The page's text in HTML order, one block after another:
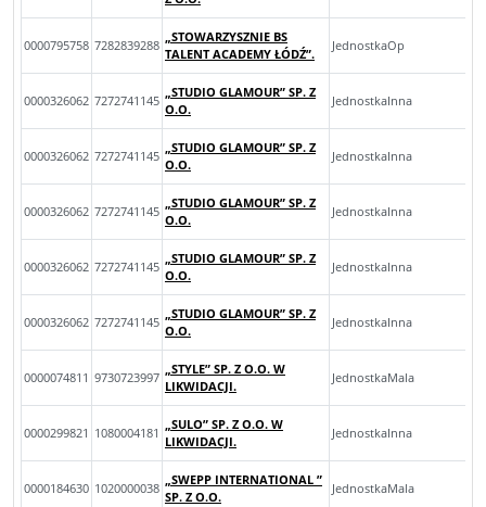
0000795758 7282839288
„STOWARZYSZNIE BS
TALENT ACADEMY ŁÓDŹ”.
JednostkaOp
0000326062 7272741145
„STUDIO GLAMOUR” SP. Z
O.O.
JednostkaInna
0000326062 7272741145
„STUDIO GLAMOUR” SP. Z
O.O.
JednostkaInna
0000326062 7272741145
„STUDIO GLAMOUR” SP. Z
O.O.
JednostkaInna
0000326062 7272741145
„STUDIO GLAMOUR” SP. Z
O.O.
JednostkaInna
0000326062 7272741145
„STUDIO GLAMOUR” SP. Z
O.O.
JednostkaInna
0000074811 9730723997
„STYLE” SP. Z O.O. W
LIKWIDACJI.
JednostkaMala
0000299821 1080004181
„SULO” SP. Z O.O. W
LIKWIDACJI.
JednostkaInna
0000184630 1020000038
„SWEPP INTERNATIONAL ”
SP. Z O.O.
JednostkaMala